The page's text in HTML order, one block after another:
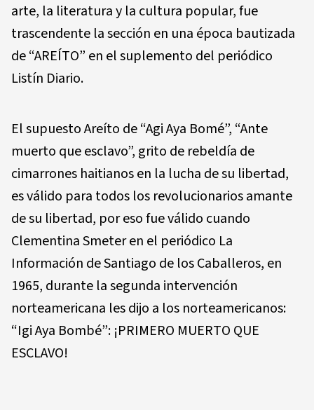
arte, la literatura y la cultura popular, fue
trascendente la sección en una época bautizada
de “AREÍTO” en el suplemento del periódico
Listín Diario.
El supuesto Areíto de “Agi Aya Bomé”, “Ante
muerto que esclavo”, grito de rebeldía de
cimarrones haitianos en la lucha de su libertad,
es válido para todos los revolucionarios amante
de su libertad, por eso fue válido cuando
Clementina Smeter en el periódico La
Información de Santiago de los Caballeros, en
1965, durante la segunda intervención
norteamericana les dijo a los norteamericanos:
“Igi Aya Bombé”: ¡PRIMERO MUERTO QUE
ESCLAVO!